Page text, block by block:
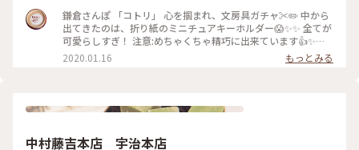
鎌倉さんぽ 「コトリ」 心を掴まれ、文房具ガチャ✂️✏️ 中から
出てきたのは、折り紙のミニチュアキーホルダー😱✨✨ 全てが
可愛らしすぎ！ 注意:めちゃくちゃ精巧に出来ています👍✨
集めたくなるやつです…笑。 #鎌倉#コトリ#ガチャガチャ#折
り紙
2020.01.16 もっとみる
中村藤吉本店 宇治本店